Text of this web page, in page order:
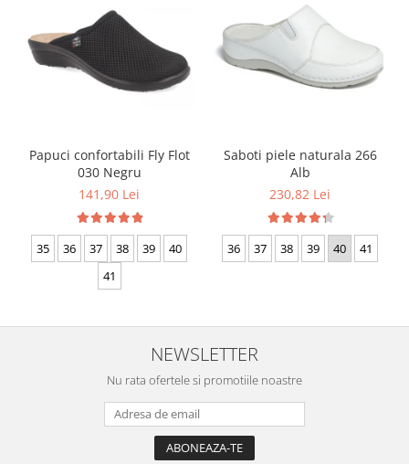
Papuci confortabili Fly Flot
030 Negru
141,90 Lei
35 36 37 38 39
40
41
Saboti piele naturala 266
Alb
230,82 Lei
36 37 38 39 40 41
NEWSLETTER
Nu rata ofertele si promotiile noastre